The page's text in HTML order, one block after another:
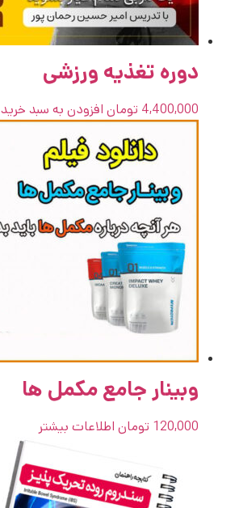
دوره تغذیه ورزشی
4,400,000 تومان افزودن به سبد خرید
وبینار جامع مکمل ها
120,000 تومان اطلاعات بیشتر